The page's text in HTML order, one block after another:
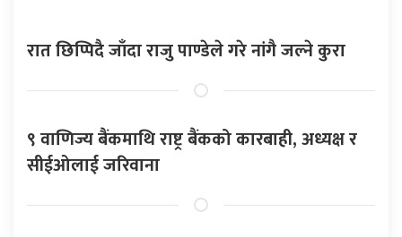
रात छिप्पिदै जाँदा राजु पाण्डेले गरे नांगै जल्ने कुरा
९ वाणिज्य बैंकमाथि राष्ट्र बैंकको कारबाही, अध्यक्ष र
सीईओलाई जरिवाना